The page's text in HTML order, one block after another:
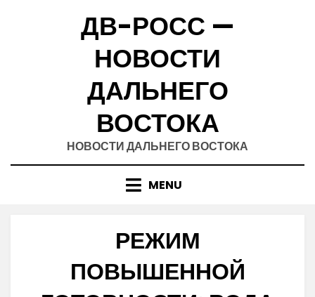
ДВ-РОСС —
НОВОСТИ
ДАЛЬНЕГО
ВОСТОКА
НОВОСТИ ДАЛЬНЕГО ВОСТОКА
MENU
РЕЖИМ
ПОВЫШЕННОЙ